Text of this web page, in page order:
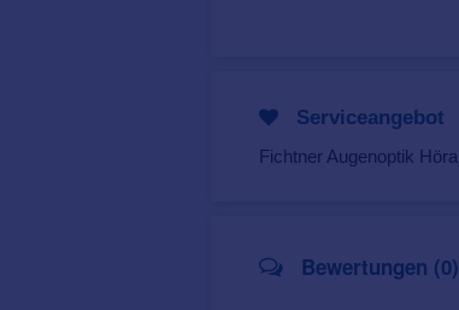
Serviceangebot
Fichtner Augenoptik
Bewertungen (0)